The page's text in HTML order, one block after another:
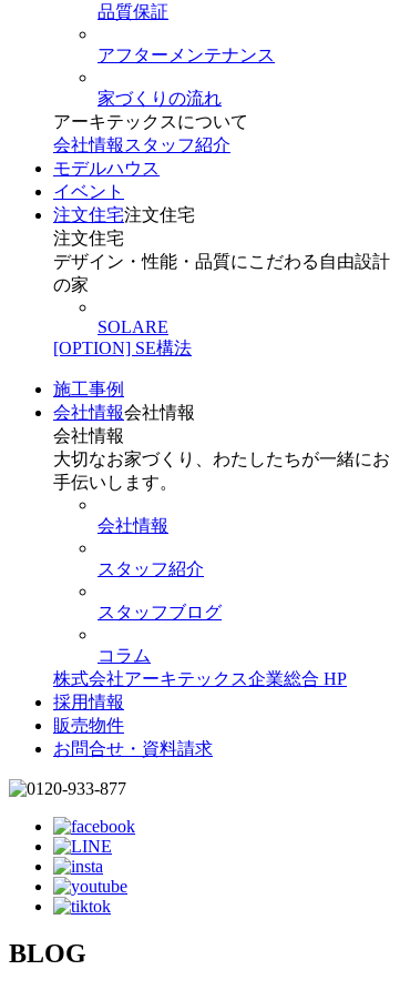
品質保証
アフターメンテナンス
家づくりの流れ
アーキテックスについて
会社情報 スタッフ紹介
モデルハウス
イベント
注文住宅注文住宅
注文住宅
デザイン・性能・品質にこだわる自由設計
の家
SOLARE
[OPTION] SE構法
施工事例
会社情報会社情報
会社情報
大切なお家づくり、わたしたちが一緒にお
手伝いします。
会社情報
スタッフ紹介
スタッフブログ
コラム
株式会社アーキテックス企業総合 HP
採用情報
販売物件
お問合せ・資料請求
BLOG